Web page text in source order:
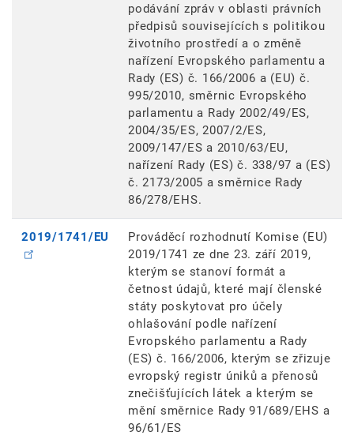
podávání zpráv v oblasti právních
předpisů souvisejících s politikou
životního prostředí a o změně
nařízení Evropského parlamentu a
Rady (ES) č. 166/2006 a (EU) č.
995/2010, směrnic Evropského
parlamentu a Rady 2002/49/ES,
2004/35/ES, 2007/2/ES,
2009/147/ES a 2010/63/EU,
nařízení Rady (ES) č. 338/97 a (ES)
č. 2173/2005 a směrnice Rady
86/278/EHS.
2019/1741/EU
Prováděcí rozhodnutí Komise (EU)
2019/1741 ze dne 23. září 2019,
kterým se stanoví formát a
četnost údajů, které mají členské
státy poskytovat pro účely
ohlašování podle nařízení
Evropského parlamentu a Rady
(ES) č. 166/2006, kterým se zřizuje
evropský registr úniků a přenosů
znečišťujících látek a kterým se
mění směrnice Rady 91/689/EHS a
96/61/ES